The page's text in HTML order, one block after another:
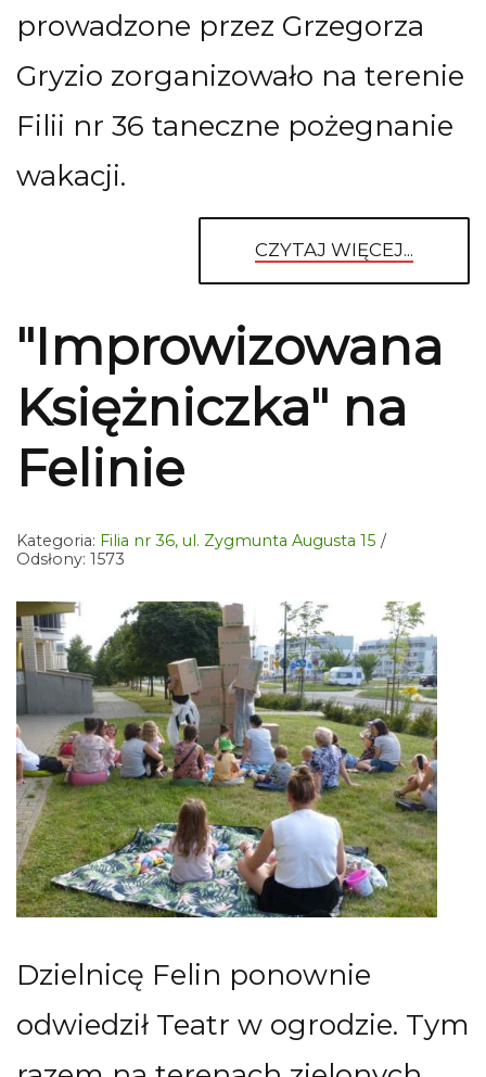
prowadzone przez Grzegorza
Gryzio zorganizowało na terenie
Filii nr 36 taneczne pożegnanie
wakacji.
CZYTAJ WIĘCEJ...
"Improwizowana
Księżniczka" na
Felinie
Kategoria: Filia nr 36, ul. Zygmunta Augusta 15
Odsłony: 1573
Dzielnicę Felin ponownie
odwiedził Teatr w ogrodzie. Tym